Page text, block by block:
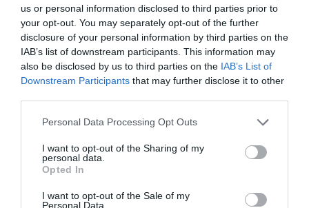
us or personal information disclosed to third parties prior to
your opt-out. You may separately opt-out of the further
disclosure of your personal information by third parties on the
IAB’s list of downstream participants. This information may
also be disclosed by us to third parties on the IAB’s List of
Downstream Participants that may further disclose it to other
Please note that this website/app uses one or more Google
not limited to your visit or usage behaviour. You may click to
grant or deny consent to Google and its third-party tags to
use your data for below specified purposes in below Google
consent section.
Personal Data Processing Opt Outs
I want to opt-out of the Sharing of my
personal data.
Opted In
I want to opt-out of the Sale of my
Personal Data.
30 χρόνια εμπειρίας
Πάνω από 50.000 επεμβάσεις
καταρράκτη
Δυνατότητα τοποθέτησης
ενδοφακού για την απαλλαγή
γυαλιών
προεγχειρητικός έλεγχος (6